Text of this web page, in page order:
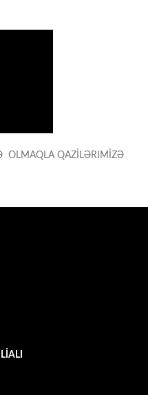
OLMAQLA QAZİLƏRIMİZƏ